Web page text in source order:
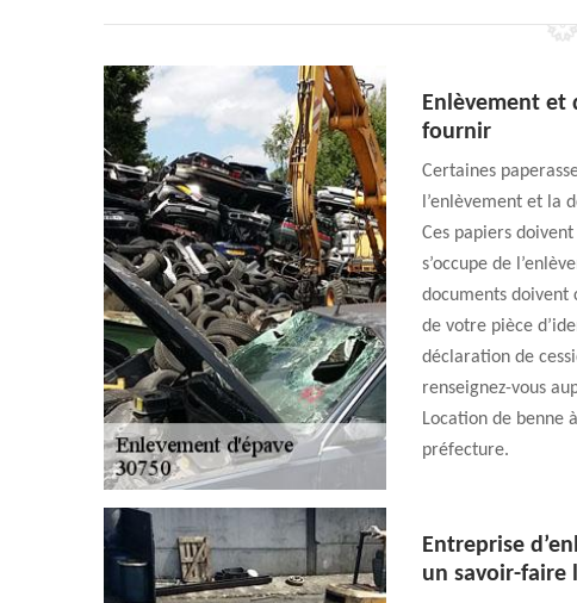
Enlèvement et
fournir
Certaines
l’enlèvement et la
Ces papiers
s’occupe de
documents doivent
de votre pièce
déclaration de
renseignez-vous
Location de benne
préfecture.
Entreprise
un savoir-faire